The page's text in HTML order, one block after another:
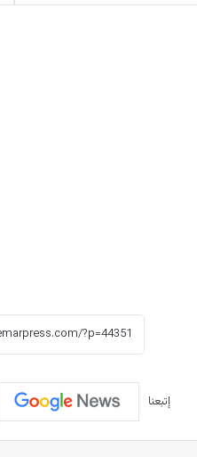
إتبعنا